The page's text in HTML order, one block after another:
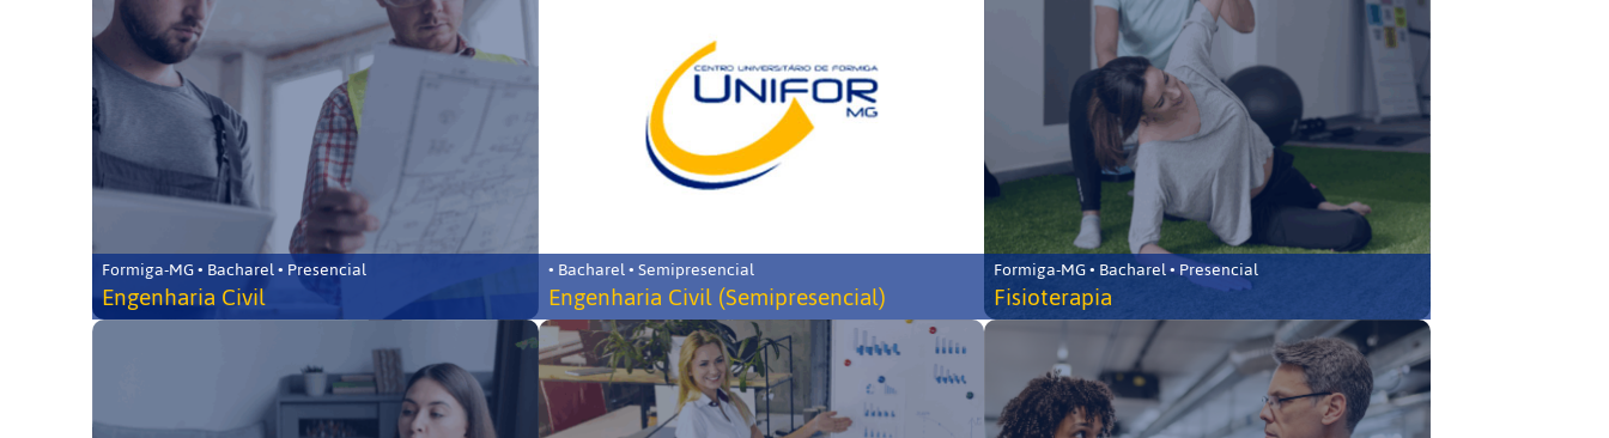
Formiga-MG • Bacharel • Presencial
Engenharia Civil
• Bacharel • Semipresencial
Engenharia Civil (Semipresencial)
Formiga-MG • Bacharel • Presencial
Fisioterapia